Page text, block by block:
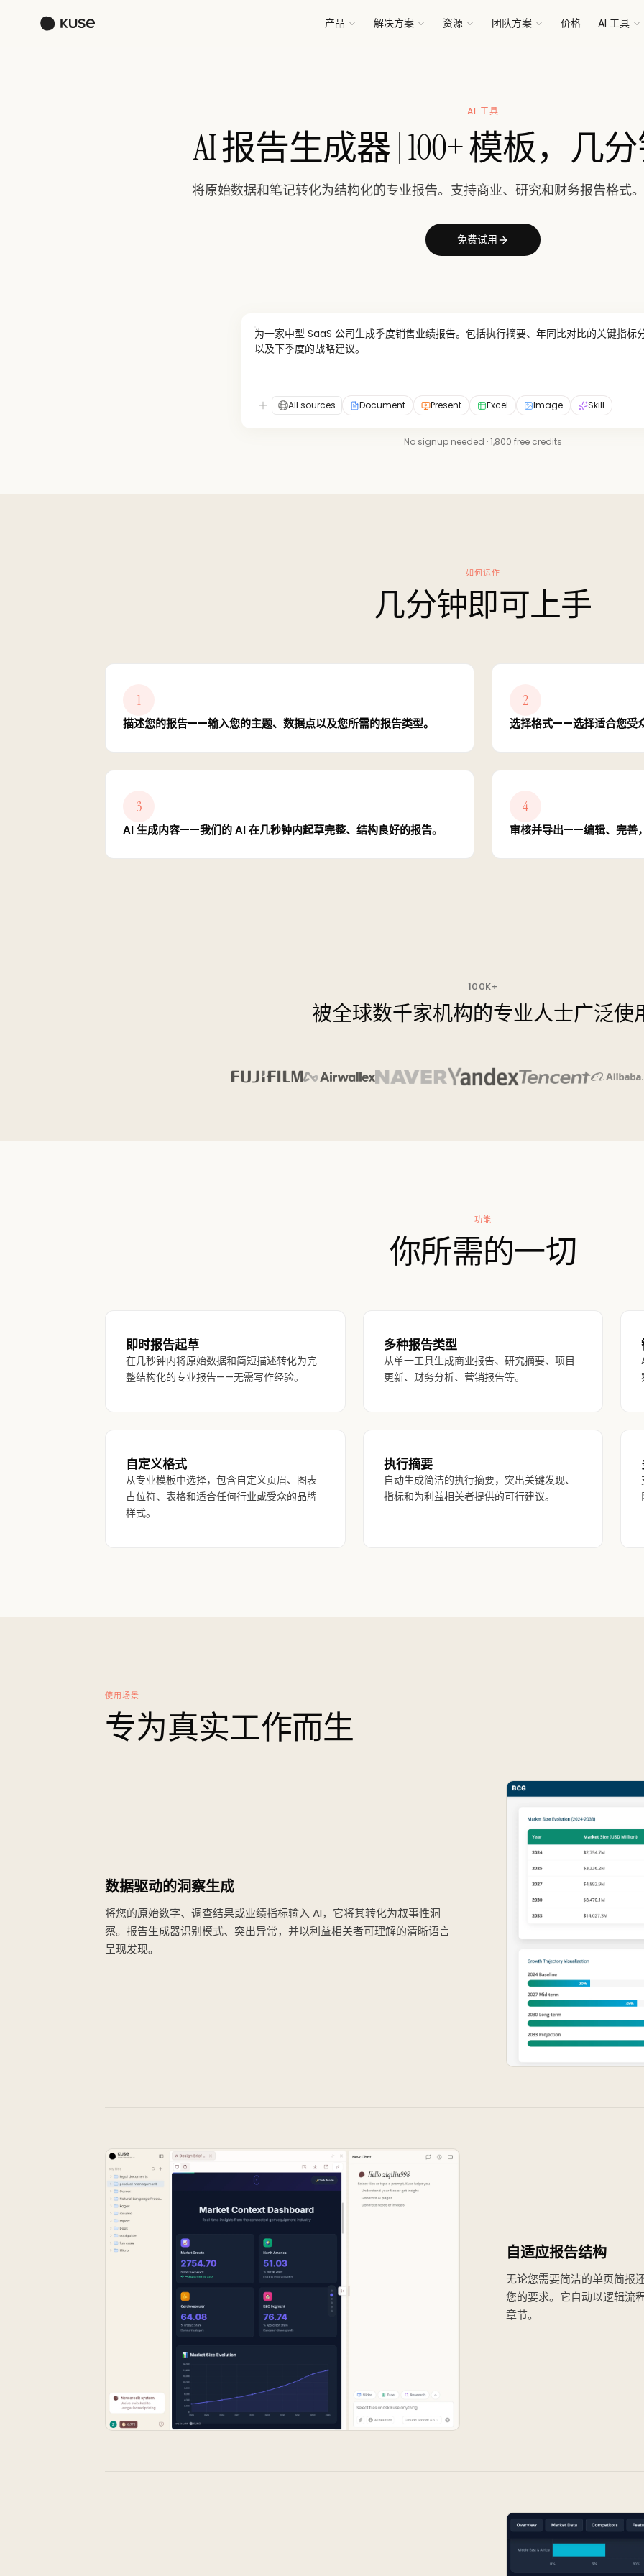
产品 解决方案 资源 团队方案 价格 AI 工具
AI 工具
AI 报告生成器 | 100+ 模板，几
将原始数据和笔记转化为结构化的专业报告。支持商业、研究和财务报告格式
免费试用
为一家中型 SaaS 公司生成季度销售业绩报告。包括执行摘要、年同比对比的关键指标
以及下季度的战略建议。
All sources Document Present Excel Image Skill
No signup needed · 1,800 free credits
如何运作
几分钟即可上手
1
描述您的报告——输入您的主题、数据点以及您所需的报告类型。
2
选择格式——选择适合您受
3
AI 生成内容——我们的 AI 在几秒钟内起草完整、结构良好的报告。
4
审核并导出——编辑、完善
100K+
被全球数千家机构的专业人士广泛使
功能
你所需的一切
即时报告起草
在几秒钟内将原始数据和简短描述转化为完
整结构化的专业报告——无需写作经验。
多种报告类型
从单一工具生成商业报告、研究摘要、项目
更新、财务分析、营销报告等。
自定义格式
从专业模板中选择，包含自定义页眉、图表
占位符、表格和适合任何行业或受众的品牌
样式。
执行摘要
自动生成简洁的执行摘要，突出关键发现、
指标和为利益相关者提供的可行建议。
使用场景
专为真实工作而生
数据驱动的洞察生成
将您的原始数字、调查结果或业绩指标输入 AI，它将其转化为叙事性洞
察。报告生成器识别模式、突出异常，并以利益相关者可理解的清晰语言
呈现发现。
自适应报告结构
无论您需要简洁的单页简报
您的要求。它自动以逻辑流
章节。